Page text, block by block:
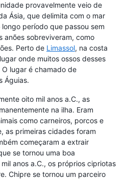
provavelmente veio de
Ásia, que delimita com o mar
período que passou sem
anões sobreviveram, como
Perto de Limassol, na costa
onde muitos ossos desses
lugar é chamado de
Águias.
oito mil anos a.C., as
na ilha. Eram
como carneiros, porcos e
as primeiras cidades foram
começaram a extrair
se tornou uma boa
anos a.C., os próprios cipriotas
Chipre se tornou um parceiro